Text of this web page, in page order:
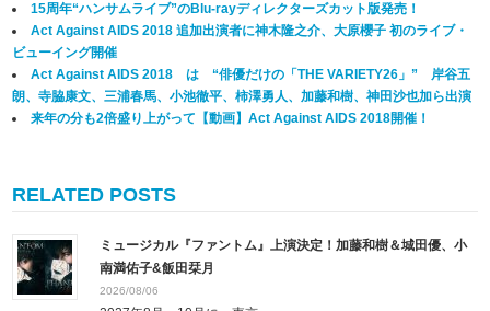
15周年“ハンサムライブ”のBlu-rayディレクターズカット版発売！
Act Against AIDS 2018 追加出演者に神木隆之介、大原櫻子 初のライブ・
ビューイング開催
Act Against AIDS 2018 は “俳優だけの「THE VARIETY26」” 岸谷五
朗、寺脇康文、三浦春馬、小池徹平、柿澤勇人、加藤和樹、神田沙也加ら出演
来年の分も2倍盛り上がって【動画】Act Against AIDS 2018開催！
RELATED POSTS
ミュージカル『ファントム』上演決定！加藤和樹＆城田優、小
南満佑子&飯田栞月
2026/08/06